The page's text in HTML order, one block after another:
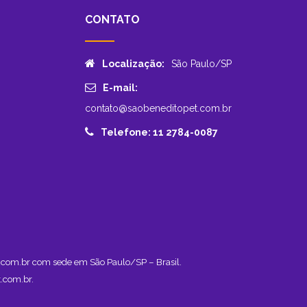
CONTATO
Localização: São Paulo/SP
E-mail:
contato@saobeneditopet.com.br
Telefone: 11 2784-0087
com sede em São Paulo/SP – Brasil.
.